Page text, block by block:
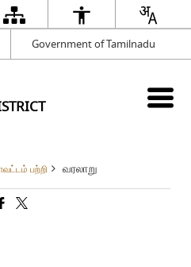
Government of Tamilnadu
பற்றி வரலாறு